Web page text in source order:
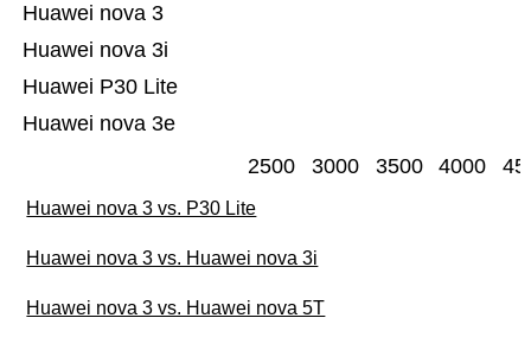
Huawei nova 3e
Huawei P30 Lite
Huawei nova 3i
Huawei nova 3
2500 3000 3500 4000
Huawei nova 3 vs. P30 Lite
Huawei nova 3 vs. Huawei nova 3i
Huawei nova 3 vs. Huawei nova 5T